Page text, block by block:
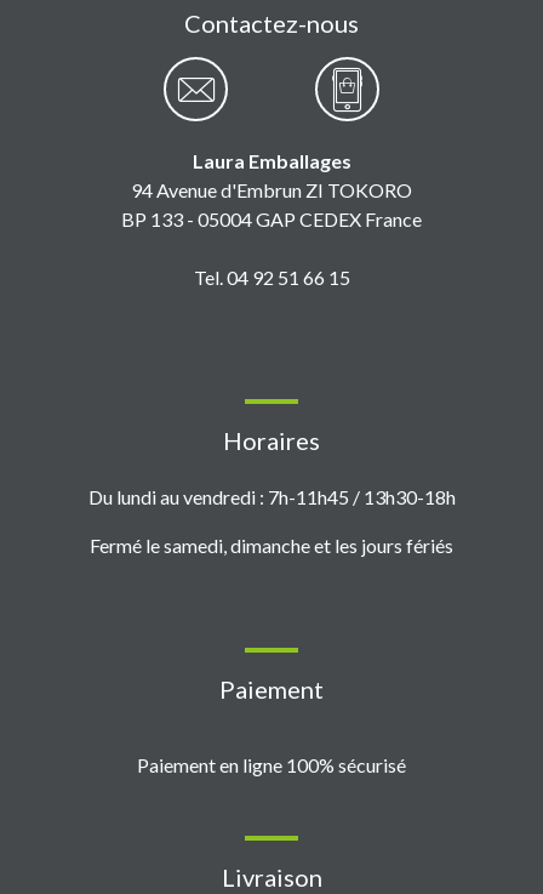
Contactez-nous
Laura Emballages
94 Avenue d'Embrun ZI TOKORO
BP 133 - 05004 GAP CEDEX France
Tel. 04 92 51 66 15
Horaires
Du lundi au vendredi : 7h-11h45 / 13h30-18h
Fermé le samedi, dimanche et les jours fériés
Paiement
Paiement en ligne 100% sécurisé
Livraison